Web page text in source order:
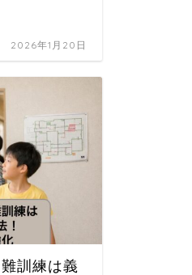
2026年1月20日
訓練は義